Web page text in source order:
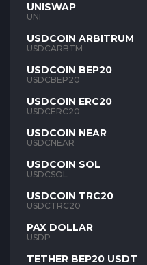
UNISWAP
UNI
USDCOIN ARBITRUM
USDCARBTM
USDCOIN BEP20
USDCBEP20
USDCOIN ERC20
USDCERC20
USDCOIN NEAR
USDCNEAR
USDCOIN SOL
USDCSOL
USDCOIN TRC20
USDCTRC20
PAX DOLLAR
USDP
TETHER BEP20 USDT